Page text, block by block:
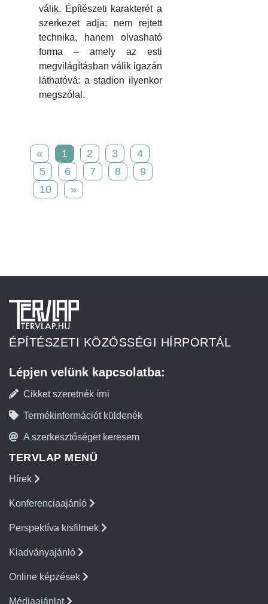
válik. Építészeti karakterét a
szerkezet adja: nem rejtett
technika, hanem olvasható
forma – amely az esti
megvilágításban válik igazán
láthatóvá: a stadion ilyenkor
megszólal.
« 1 2 3
4
5
6 7 8
9
10
»
ÉPÍTÉSZETI KÖZÖSSÉGI HÍRPORTÁL
Lépjen velünk kapcsolatba:
Cikket szeretnék írni
Termékinformációt küldenék
A szerkesztőséget keresem
TERVLAP MENÜ
Hírek
Konferenciaajánló
Perspektíva kisfilmek
Kiadványajánló
Online képzések
Médiaajánlat